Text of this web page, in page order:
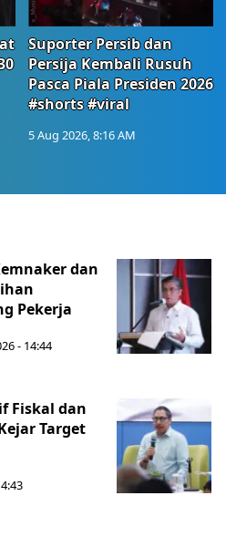
Suporter Persib dan
Persija Kembali Rusuh
Pasca Piala Presiden 2026
#shorts #viral
5 Aug 2026, 8:16 AM
dan
Pekerja
- 14:44
Fiskal dan
Target